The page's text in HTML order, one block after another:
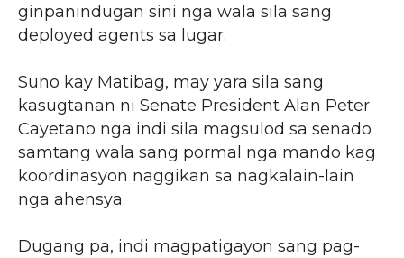
ginpanindugan sini nga wala sila sang
deployed agents sa lugar.
Suno kay Matibag, may yara sila sang
kasugtanan ni Senate President Alan Peter
Cayetano nga indi sila magsulod sa senado
samtang wala sang pormal nga mando kag
koordinasyon naggikan sa nagkalain-lain
nga ahensya.
Dugang pa, indi magpatigayon sang pag-